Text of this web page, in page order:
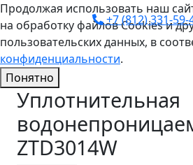
Продолжая использовать наш
на обработку файлов Cookies и
пользовательских данных, в
конфиденциальности.
Понятно
+7 (812) 331-59-
Уплотнительная
ZTD3014W